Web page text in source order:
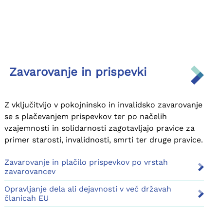
Anketa o zadovoljstvu strank
Vljudno vabljeni, da z nami delite svoje izkušnje o
Zavarovanje in prispevki
Z vključitvijo v pokojninsko in invalidsko zavarovanje
se s plačevanjem prispevkov ter po načelih
vzajemnosti in solidarnosti zagotavljajo pravice za
primer starosti, invalidnosti, smrti ter druge pravice.
Zavarovanje in plačilo prispevkov po vrstah
zavarovancev
Opravljanje dela ali dejavnosti v več državah
članicah EU